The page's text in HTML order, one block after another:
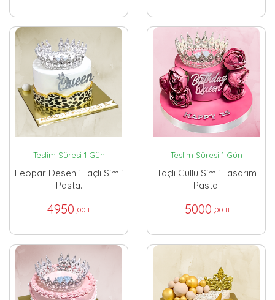
Teslim Süresi 1 Gün
Leopar Desenli Taçlı Simli
Pasta.
4950 ,00 TL
Teslim Süresi 1 Gün
Taçlı Güllü Simli Tasarım
Pasta.
5000 ,00 TL